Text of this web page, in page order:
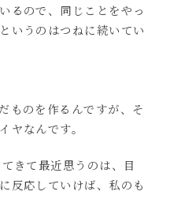
るので、同じことをやっ
いうのはつねに続いてい
ものを作るんですが、そ
ヤなんです。
きて最近思うのは、目
反応していけば、私のも